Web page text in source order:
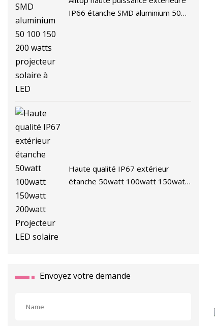
IP66 étanche SMD aluminium 50
Haute qualité IP67 extérieur
étanche 50watt 100watt 150watt
Envoyez votre demande